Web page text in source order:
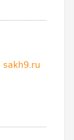
sakh9.ru